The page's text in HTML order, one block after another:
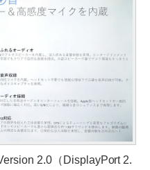
2.0（DisplayPort 2.